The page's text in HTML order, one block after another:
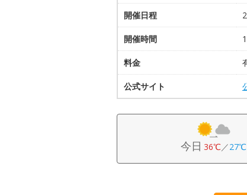
開催日程
開催時間
料金
公式サイト
今日 36℃／27℃